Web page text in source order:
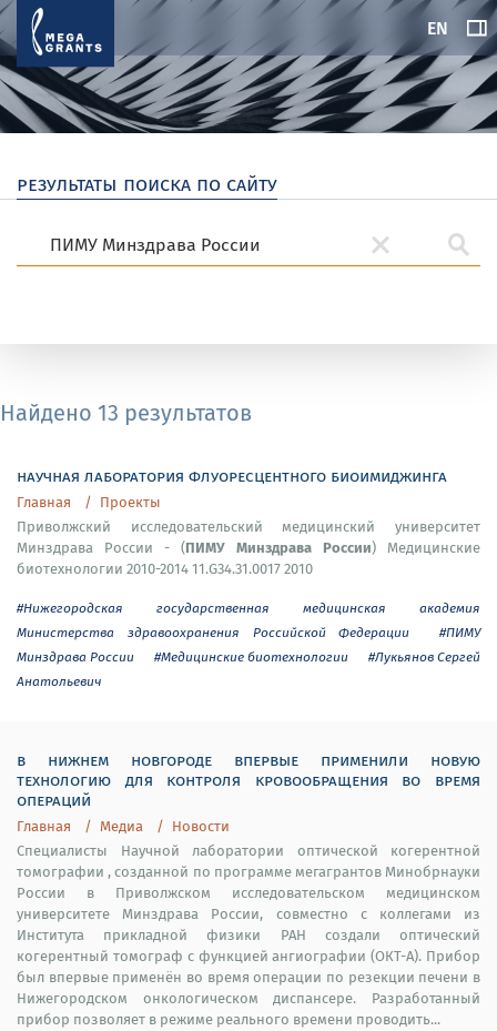
EN
результаты поиска по сайту
Найдено 13 результатов
научная лаборатория флуоресцентного биоимиджинга
Главная
Проекты
Приволжский исследовательский медицинский университет
Минздрава России - (ПИМУ Минздрава России) Медицинские
биотехнологии 2010-2014 11.G34.31.0017 2010
#Нижегородская государственная медицинская академия
Министерства здравоохранения Российской Федерации
#ПИМУ
Минздрава России
#Медицинские биотехнологии
#Лукьянов Сергей
Анатольевич
в нижнем новгороде впервые применили новую
технологию для контроля кровообращения во время
операций
Главная Медиа
Новости
Специалисты Научной лаборатории оптической когерентной
томографии , созданной по программе мегагрантов Минобрнауки
России в Приволжском исследовательском медицинском
университете Минздрава России, совместно с коллегами из
Института прикладной физики РАН создали оптический
когерентный томограф с функцией ангиографии (ОКТ-А). Прибор
был впервые применён во время операции по резекции печени в
Нижегородском онкологическом диспансере. Разработанный
прибор позволяет в режиме реального времени проводить...